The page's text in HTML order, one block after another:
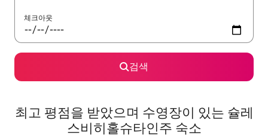
체크아웃
검색
최고 평점을 받았으며 수영장이 있는 슐레
스비히홀슈타인주 숙소